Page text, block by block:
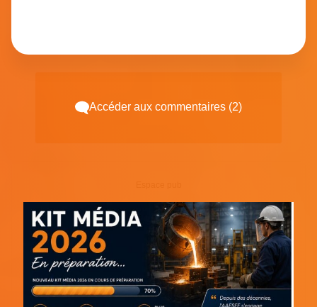
Accéder aux commentaires (2)